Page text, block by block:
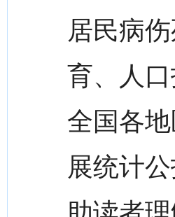
居民病
育、人
全国各
展统计